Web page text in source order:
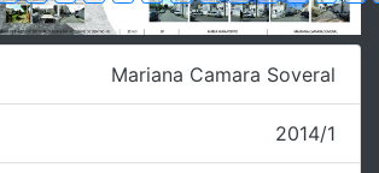
Mariana Camara Soveral
2014/1